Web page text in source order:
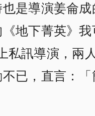
是導演姜侖
地下菁英》
私訊導演，兩
已，直言：